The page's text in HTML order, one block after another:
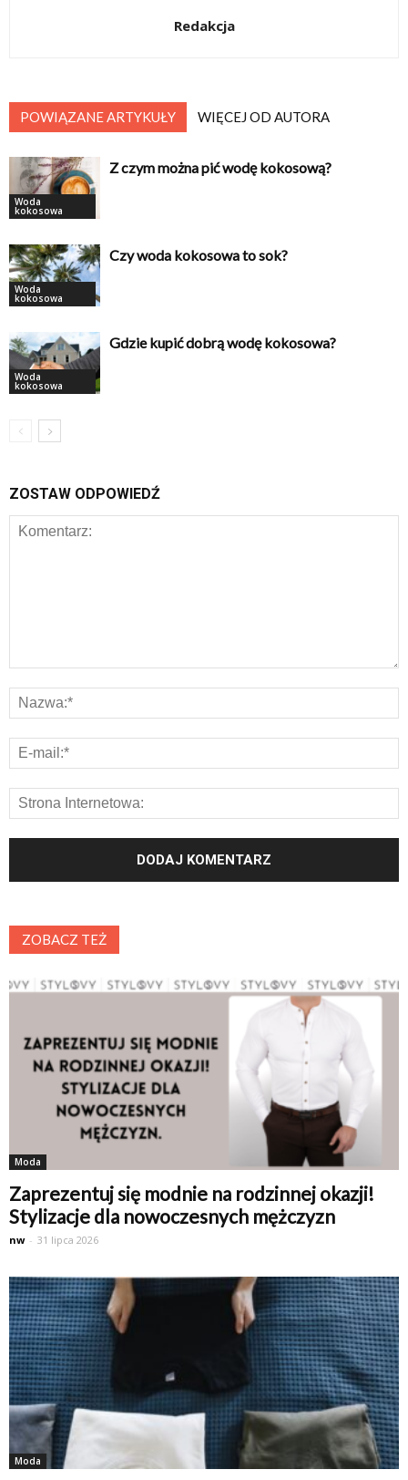
Redakcja
POWIĄZANE ARTYKUŁY WIĘCEJ OD AUTORA
Woda
kokosowa
Z czym można pić wodę kokosową?
Woda
kokosowa
Czy woda kokosowa to sok?
Woda
kokosowa
Gdzie kupić dobrą wodę kokosowa?
ZOSTAW ODPOWIEDŹ
ZOBACZ TEŻ
Moda
Zaprezentuj się modnie na rodzinnej okazji!
Stylizacje dla nowoczesnych mężczyzn
nw - 31 lipca 2026
Moda